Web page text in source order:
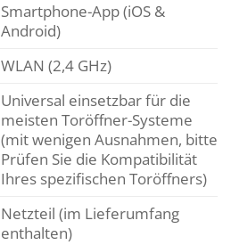
Smartphone-App (iOS &
Android)
WLAN (2,4 GHz)
Universal einsetzbar für die
meisten Toröffner-Systeme
(mit wenigen Ausnahmen, bitte
Prüfen Sie die Kompatibilität
Ihres spezifischen Toröffners)
Netzteil (im Lieferumfang
enthalten)